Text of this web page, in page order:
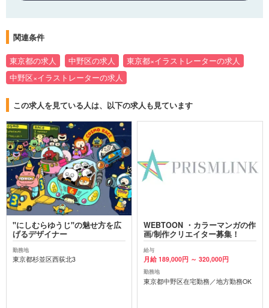
関連条件
東京都の求人 中野区の求人
東京都×イラストレーターの求人
中野区×イラストレーターの求人
この求人を見ている人は、以下の求人も見ています
"にしむらゆうじ"の魅せ方を広
げるデザイナー
勤務地
東京都杉並区西荻北3
WEBTOON ・カラーマンガの作
画/制作クリエイター募集！
給与
月給 189,000円 ～ 320,000円
勤務地
東京都中野区在宅勤務／地方勤務OK